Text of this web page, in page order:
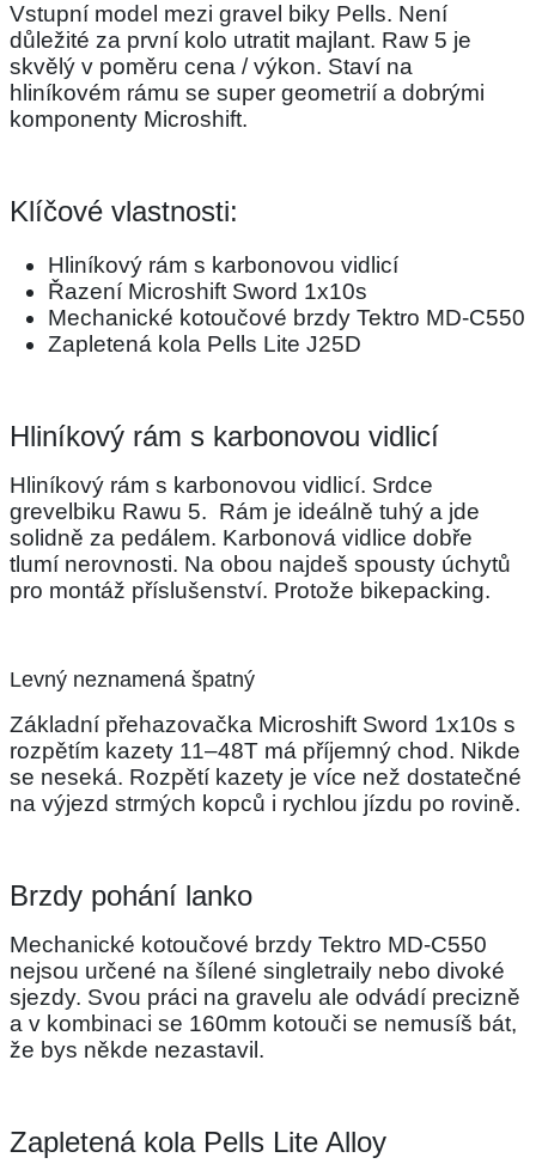
Vstupní model mezi gravel biky Pells. Není
důležité za první kolo utratit majlant. Raw 5 je
skvělý v poměru cena / výkon. Staví na
hliníkovém rámu se super geometrií a dobrými
komponenty Microshift.
Klíčové vlastnosti:
Hliníkový rám s karbonovou vidlicí
Řazení Microshift Sword 1x10s
Mechanické kotoučové brzdy Tektro MD-C550
Zapletená kola Pells Lite J25D
Hliníkový rám s karbonovou vidlicí
Hliníkový rám s karbonovou vidlicí. Srdce
grevelbiku Rawu 5. Rám je ideálně tuhý a jde
solidně za pedálem. Karbonová vidlice dobře
tlumí nerovnosti. Na obou najdeš spousty úchytů
pro montáž příslušenství. Protože bikepacking.
Levný neznamená špatný
Základní přehazovačka Microshift Sword 1x10s s
rozpětím kazety 11–48T má příjemný chod. Nikde
se neseká. Rozpětí kazety je více než dostatečné
na výjezd strmých kopců i rychlou jízdu po rovině.
Brzdy pohání lanko
Mechanické kotoučové brzdy Tektro MD-C550
nejsou určené na šílené singletraily nebo divoké
sjezdy. Svou práci na gravelu ale odvádí precizně
a v kombinaci se 160mm kotouči se nemusíš bát,
že bys někde nezastavil.
Zapletená kola Pells Lite Alloy